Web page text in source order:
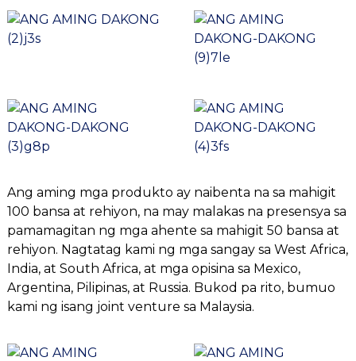
Ang aming mga produkto ay naibenta na sa mahigit
100 bansa at rehiyon, na may malakas na presensya sa
pamamagitan ng mga ahente sa mahigit 50 bansa at
rehiyon. Nagtatag kami ng mga sangay sa West Africa,
India, at South Africa, at mga opisina sa Mexico,
Argentina, Pilipinas, at Russia. Bukod pa rito, bumuo
kami ng isang joint venture sa Malaysia.